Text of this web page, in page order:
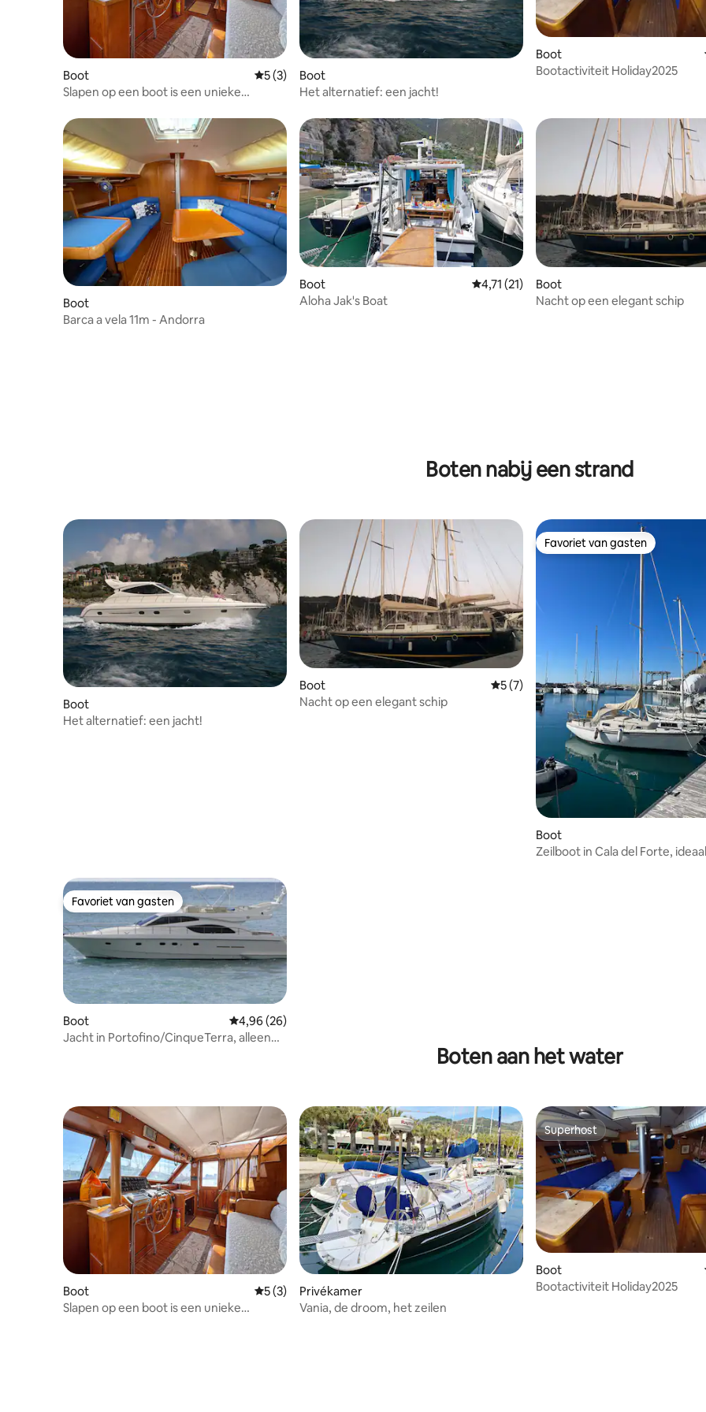
Boot Gemiddelde beoordeling van 5 op 5, 3 recensies
5 (3)
Slapen op een boot is een unieke
Boot
Het alternatief: een jacht!
Boot
Bootactiviteit Holiday2025
Boot
Barca a vela 11m - Andorra
Boot Gemiddelde beoordeling van 4,71 op 5, 21
4,71 (21)
Aloha Jak's Boat
Boot
Nacht op een elegant schip
Boten nabij een strand
Boot
Het alternatief: een jacht!
Boot Gemiddelde beoordeling van 5 op 5, 7
5 (7)
Nacht op een elegant schip
Favoriet van gasten
Favoriet van gasten
Boot
Zeilboot in Cala del Forte,
Favoriet van gasten
Favoriet van gasten
Boot Gemiddelde beoordeling van 4,96 op 5, 26 recensies
4,96 (26)
Jacht in Portofino/CinqueTerra, alleen
Boten aan het water
Boot Gemiddelde beoordeling van 5 op 5, 3 recensies
5 (3)
Slapen op een boot is een unieke
Privékamer
Vania, de droom, het zeilen
Superhost
Superhost
Boot
Bootactiviteit Holiday2025